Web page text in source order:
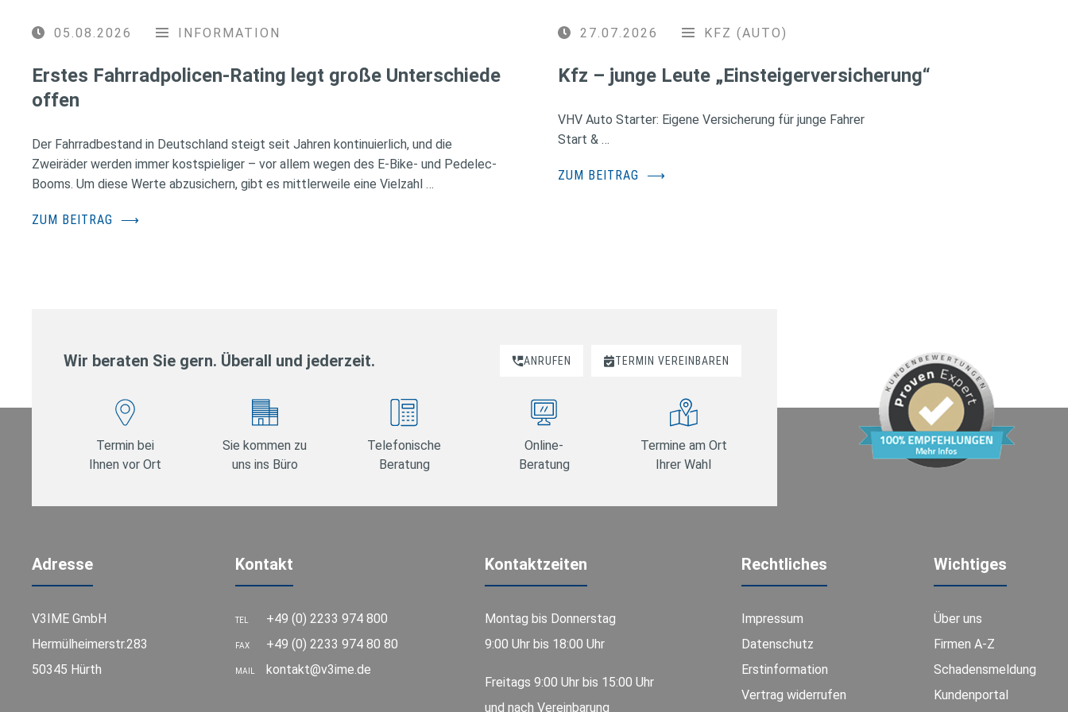
05.08.2026 INFORMATION
Erstes Fahrradpolicen-Rating legt große Unterschiede
offen
Der Fahrradbestand in Deutschland steigt seit Jahren kontinuierlich, und die
Zweiräder werden immer kostspieliger – vor allem wegen des E-Bike- und Pedelec-
Booms. Um diese Werte abzusichern, gibt es mittlerweile eine Vielzahl …
ZUM BEITRAG ⟶
27.07.2026 KFZ (AUTO)
Kfz – junge Leute „Einsteigerversicherung“
VHV Auto Starter: Eigene Versicherung für junge Fahrer
Start & …
ZUM BEITRAG ⟶
Wir beraten Sie gern. Überall und jederzeit. ANRUFEN TERMIN VEREINBAREN
Termin bei
Ihnen vor Ort
Sie kommen zu
uns ins Büro
Telefonische
Beratung
Online-
Beratung
Termine am Ort
Ihrer Wahl
Adresse
V3IME GmbH
Hermülheimerstr.283
50345 Hürth
Kontakt
TEL +49 (0) 2233 974 800
FAX +49 (0) 2233 974 80 80
MAIL kontakt@v3ime.de
Kontaktzeiten
Montag bis Donnerstag
9:00 Uhr bis 18:00 Uhr
Freitags 9:00 Uhr bis 15:00 Uhr
und nach Vereinbarung
Rechtliches
Impressum
Datenschutz
Erstinformation
Vertrag widerrufen
Wichtiges
Über uns
Firmen A-Z
Schadensmeldung
Kundenportal